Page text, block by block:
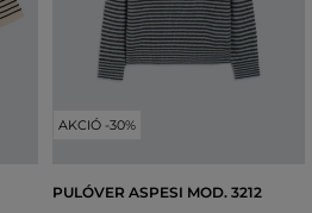
AKCIÓ -30%
PULÓVER ASPESI MOD. 3212